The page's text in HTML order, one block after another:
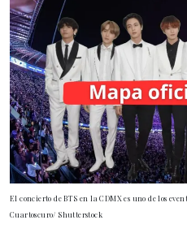
El concierto de BTS en la CDMX es uno de los
Cuartoscuro/ Shutterstock